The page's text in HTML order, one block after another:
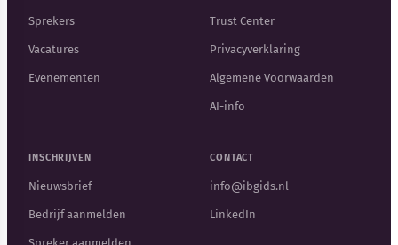
Sprekers
Vacatures
Evenementen
Trust Center
Privacyverklaring
Algemene Voorwaarden
AI-info
INSCHRIJVEN
Nieuwsbrief
Bedrijf aanmelden
CONTACT
info@ibgids.nl
LinkedIn